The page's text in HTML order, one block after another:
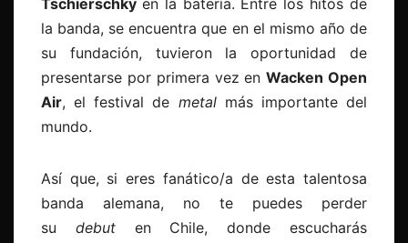
Tschierschky en la batería. Entre los hitos de
la banda, se encuentra que en el mismo año de
su fundación, tuvieron la oportunidad de
presentarse por primera vez enWacken Open
Air, el festival de metal más importante del
mundo.
Así que, si eres fanático/a de esta talentosa
banda alemana, no te puedes perder
su debut en Chile, donde escucharás